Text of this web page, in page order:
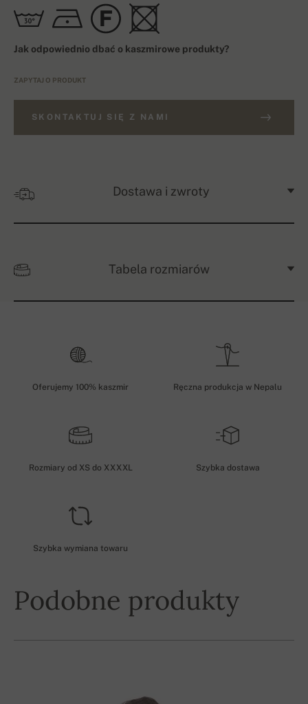
Jak odpowiednio dbać o kaszmirowe produkty?
ZAPYTAJ O PRODUKT
SKONTAKTUJ SIĘ Z NAMI
Dostawa i zwroty
Tabela rozmiarów
Oferujemy 100% kaszmir Ręczna produkcja w Nepalu
Rozmiary od XS do XXXXL Szybka dostawa
Szybka wymiana towaru
Podobne produkty